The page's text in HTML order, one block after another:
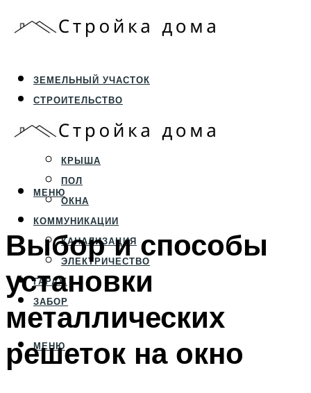
ЗЕМЕЛЬНЫЙ УЧАСТОК
СТРОИТЕЛЬСТВО
ФУНДАМЕНТ И ЦОКОЛЬ
ПЕРЕКРЫТИЯ И СТЕНЫ
КРЫША
ПОЛ
ОКНА
КОММУНИКАЦИИ
КАНАЛИЗАЦИЯ
ЭЛЕКТРИЧЕСТВО
ГАРАЖ
ЗАБОР
МЕНЮ
МЕНЮ
Выбор и способы
установки
металлических
решеток на окно